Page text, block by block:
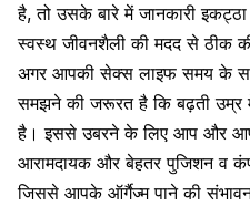
है, तो उसके बारे में जानकारी
स्वस्थ जीवनशैली की मदद से ठीक
अगर आपकी सेक्स लाइफ समय के
समझने की जरूरत है कि बढ़ती उम्र
है। इससे उबरने के लिए आप और
आरामदायक और बेहतर पुजिशन व
जिससे आपके ऑर्गैज्म पाने की